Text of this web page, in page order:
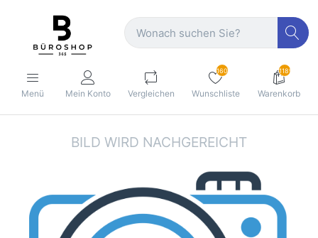
Menü Mein Konto Vergleichen
160
Wunschliste
1189
Warenkorb